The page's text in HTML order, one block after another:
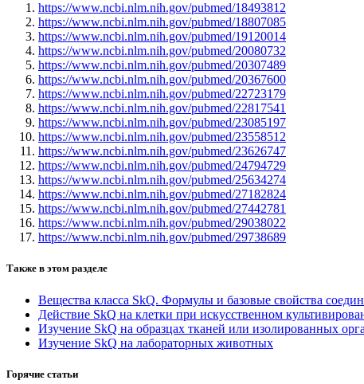
https://www.ncbi.nlm.nih.gov/pubmed/18493812
https://www.ncbi.nlm.nih.gov/pubmed/18807085
https://www.ncbi.nlm.nih.gov/pubmed/19120014
https://www.ncbi.nlm.nih.gov/pubmed/20080732
https://www.ncbi.nlm.nih.gov/pubmed/20307489
https://www.ncbi.nlm.nih.gov/pubmed/20367600
https://www.ncbi.nlm.nih.gov/pubmed/22723179
https://www.ncbi.nlm.nih.gov/pubmed/22817541
https://www.ncbi.nlm.nih.gov/pubmed/23085197
https://www.ncbi.nlm.nih.gov/pubmed/23558512
https://www.ncbi.nlm.nih.gov/pubmed/23626747
https://www.ncbi.nlm.nih.gov/pubmed/24794729
https://www.ncbi.nlm.nih.gov/pubmed/25634274
https://www.ncbi.nlm.nih.gov/pubmed/27182824
https://www.ncbi.nlm.nih.gov/pubmed/27442781
https://www.ncbi.nlm.nih.gov/pubmed/29038022
https://www.ncbi.nlm.nih.gov/pubmed/29738689
Также в этом разделе
Вещества класса SkQ. Формулы и базовые свойства
Действие SkQ на клетки при искусственном
Изучение SkQ на образцах тканей или изолированных
Изучение SkQ на лабораторных животных
Горячие статьи